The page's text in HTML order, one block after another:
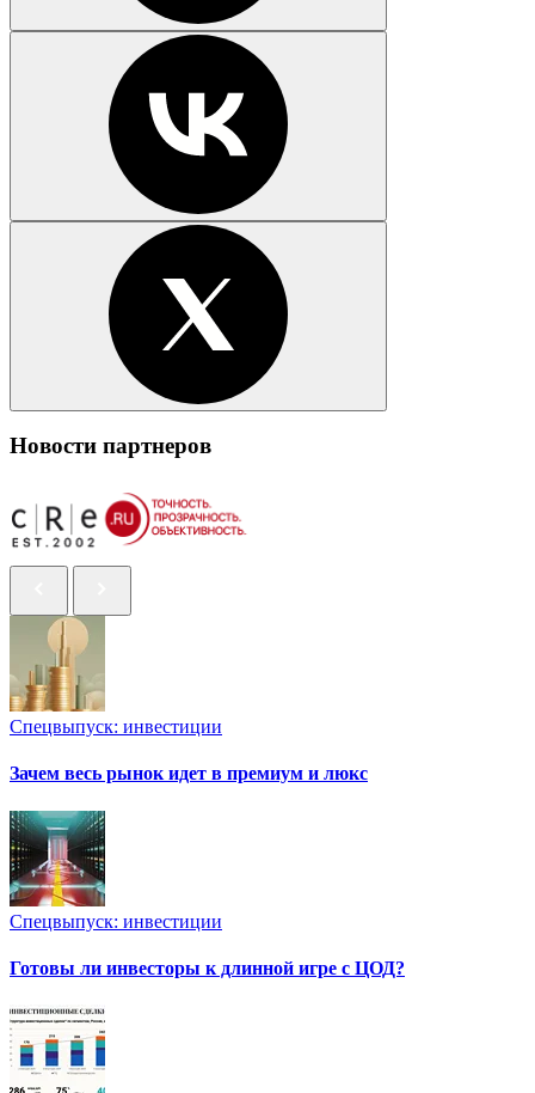
Новости партнеров
Спецвыпуск: инвестиции
Зачем весь рынок идет в премиум и люкс
Спецвыпуск: инвестиции
Готовы ли инвесторы к длинной игре с ЦОД?